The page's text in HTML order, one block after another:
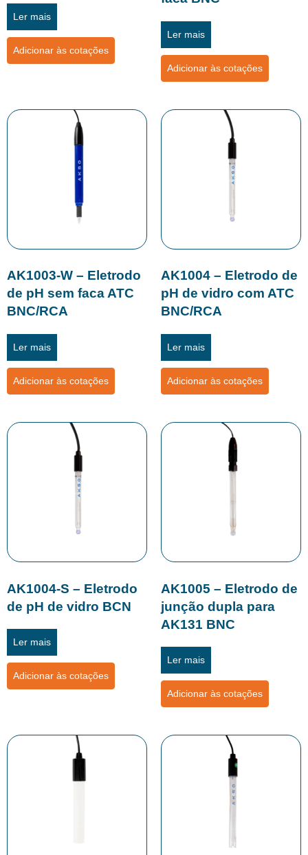
Ler mais
Adicionar às cotações
Ler mais
Adicionar às cotações
AK1003-W – Eletrodo
de pH sem faca ATC
BNC/RCA
Ler mais
Adicionar às cotações
AK1004 – Eletrodo de
pH de vidro com ATC
BNC/RCA
Ler mais
Adicionar às cotações
AK1004-S – Eletrodo
de pH de vidro BCN
Ler mais
Adicionar às cotações
AK1005 – Eletrodo de
junção dupla para
AK131 BNC
Ler mais
Adicionar às cotações